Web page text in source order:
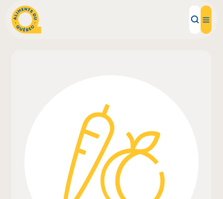
Inspirations d'ici
Restaurants
Institutions